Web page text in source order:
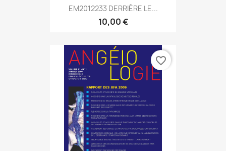
EM2012233 DERRIÈRE LE...
10,00 €
favorite_border